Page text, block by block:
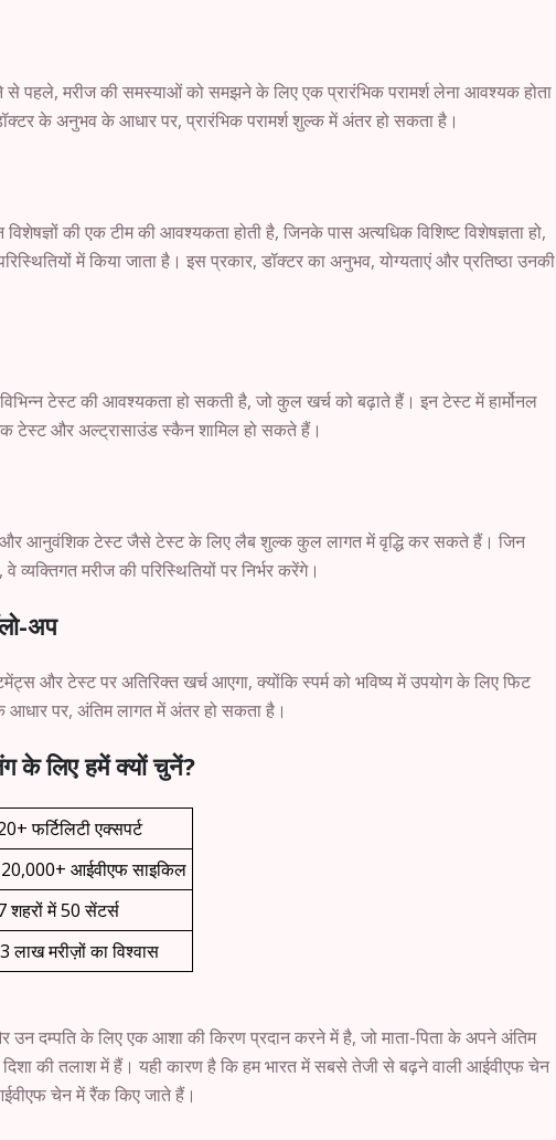
पहले, मरीज की समस्याओं को समझने के लिए एक प्रारंभिक परामर्श लेना आवश्यक होता
के अनुभव के आधार पर, प्रारंभिक परामर्श शुल्क में अंतर हो सकता है।
की एक टीम की आवश्यकता होती है, जिनके पास अत्यधिक विशिष्ट विशेषज्ञता हो,
में किया जाता है। इस प्रकार, डॉक्टर का अनुभव, योग्यताएं और प्रतिष्ठा उनकी
टेस्ट की आवश्यकता हो सकती है, जो कुल खर्च को बढ़ाते हैं। इन टेस्ट में हार्मोनल
टेस्ट और अल्ट्रासाउंड स्कैन शामिल हो सकते हैं।
और आनुवंशिक टेस्ट जैसे टेस्ट के लिए लैब शुल्क कुल लागत में वृद्धि कर सकते हैं। जिन
व्यक्तिगत मरीज की परिस्थितियों पर निर्भर करेंगे।
अप
और टेस्ट पर अतिरिक्त खर्च आएगा, क्योंकि स्पर्म को भविष्य में उपयोग के लिए फिट
आधार पर, अंतिम लागत में अंतर हो सकता है।
के लिए हमें क्यों चुनें?
फर्टिलिटी एक्सपर्ट
आईवीएफ साइकिल
शहरों में 50 सेंटर्स
लाख मरीज़ों का विश्वास
और उन दम्पति के लिए एक आशा की किरण प्रदान करने में है, जो माता-पिता के अपने अंतिम
दिशा की तलाश में हैं। यही कारण है कि हम भारत में सबसे तेजी से बढ़ने वाली आईवीएफ चेन
चेन में रैंक किए जाते हैं।